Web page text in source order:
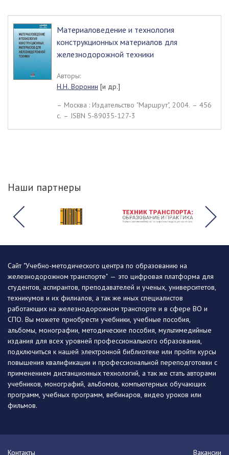
Материаловедение и технология
конструкционных материалов для
железнодорожной техники
Авторы:
Н.Н. Воронин [и др.]
– Москва : Издательство "Маршрут", 2004. – 456
c. – ISBN 5-89035-127-3
Наши партнеры
Сайт "Учебно-методического центра по образованию на
железнодорожном транспорте" — это цифровая платформа для
студентов, аспирантов, преподавателей и ученых, университетов,
техникумов и их филиалов, а так же иных специалистов
работающих на железнодорожном транспорте и в сфере ВО и
СПО. Вы можете приобрести учебники, учебные пособия,
альбомы, монографии, методические пособия, мультимедийные
издания для всех уровней профессионального образования,
подключиться к нашей электронной библиотеке или пройти курсы
повышения квалификации и профессиональной переподготовки с
применением дистанционных технологий, а так же стать авторами
учебников, монографий, альбомов, компьютерных обучающих
программ, учебных программ, вебинаров, видео уроков или
фильмов.
Контакты Вакансии